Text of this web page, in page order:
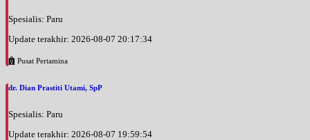
Spesialis: Paru
Update terakhir: 2026-08-07 20:17:34
Pusat Pertamina
dr. Dian Prastiti Utami, SpP
Spesialis: Paru
Update terakhir: 2026-08-07 19:59:54